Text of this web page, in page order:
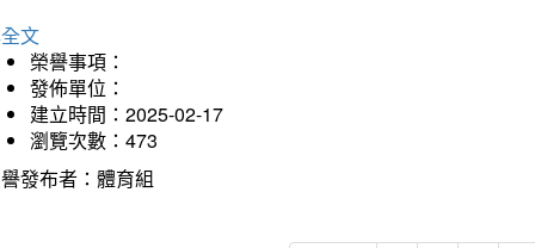
文
榮譽事項：
發佈單位：
建立時間：2025-02-17
瀏覽次數：473
發布者：體育組